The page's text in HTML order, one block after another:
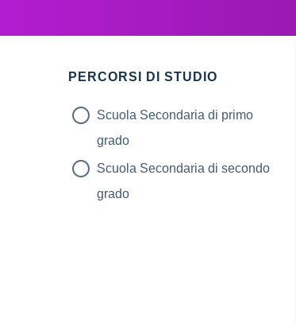
PERCORSI DI STUDIO
Scuola Secondaria di primo
grado
Scuola Secondaria di secondo
grado